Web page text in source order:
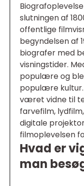
slutningen af
offentlige
begyndelsen af
biografer med
visningstider.
populære og
populære
været vidne til
farvefilm,
digitale
filmoplevelsen
Hvad er
man